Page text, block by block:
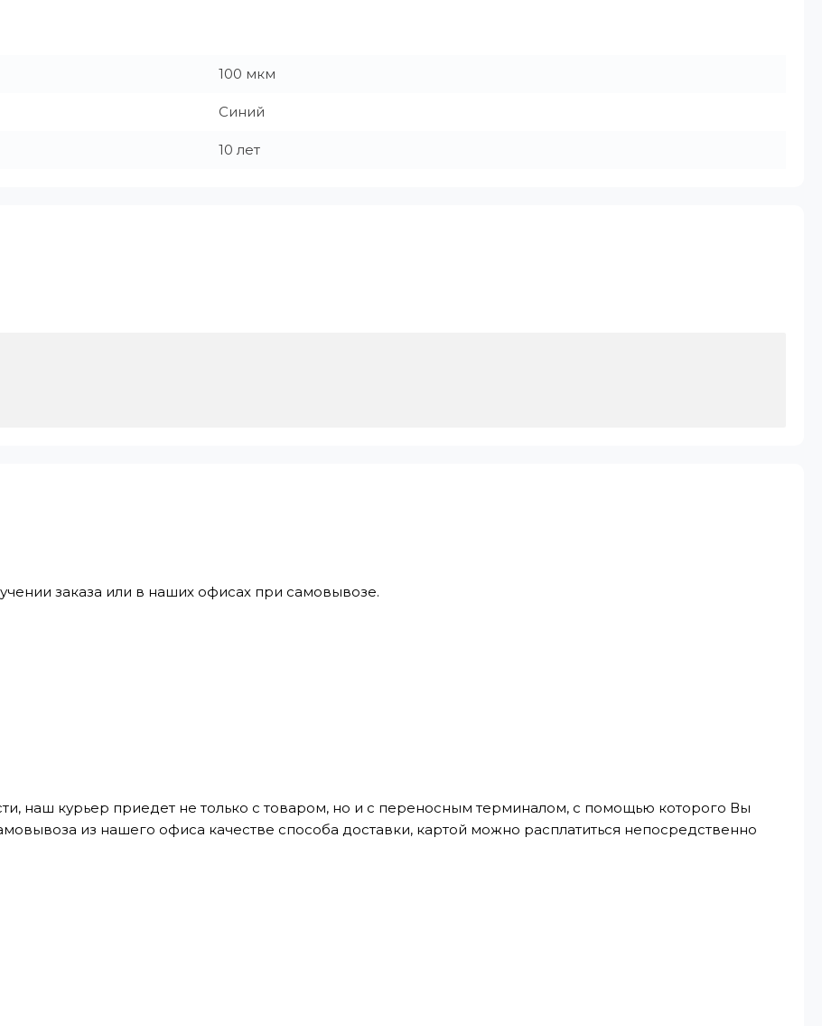
100 мкм
Синий
10 лет
заказа или в наших офисах при самовывозе.
наш курьер приедет не только с товаром, но и с переносным терминалом, с помощью которого Вы
из нашего офиса качестве способа доставки, картой можно расплатиться непосредственно